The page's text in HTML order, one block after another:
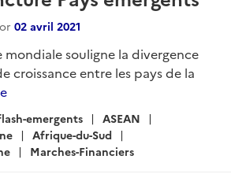
02 avril 2021
mondiale souligne la divergence
croissance entre les pays de la
emergents
ASEAN
Afrique-du-Sud
Marches-Financiers